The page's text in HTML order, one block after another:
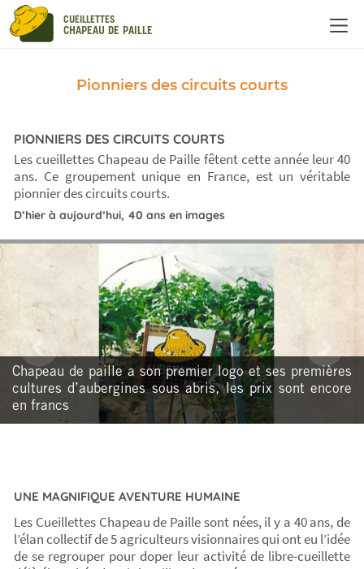
CUEILLETTES
CHAPEAU DE PAILLE
Pionniers des circuits courts
PIONNIERS DES CIRCUITS COURTS
Les cueillettes Chapeau de Paille fêtent cette année leur 40
ans. Ce groupement unique en France, est un véritable
pionnier des circuits courts.
D’hier à aujourd’hui, 40 ans en images
Chapeau de paille a son premier logo et ses premières
cultures d’aubergines sous abris, les prix sont encore
en francs
UNE MAGNIFIQUE AVENTURE HUMAINE
Les Cueillettes Chapeau de Paille sont nées, il y a 40 ans, de
l’élan collectif de 5 agriculteurs visionnaires qui ont eu l’idée
de se regrouper pour doper leur activité de libre-cueillette
Panneau de gestion des cookies